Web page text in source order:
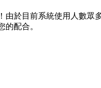
由於目前系統使用人數眾
的配合。